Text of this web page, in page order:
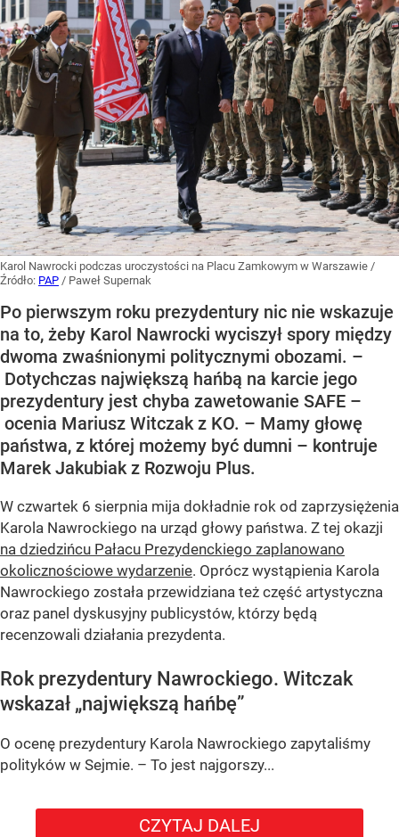
Karol Nawrocki podczas uroczystości na Placu Zamkowym w Warszawie /
Źródło: PAP / Paweł Supernak
Po pierwszym roku prezydentury nic nie wskazuje
na to, żeby Karol Nawrocki wyciszył spory między
dwoma zwaśnionymi politycznymi obozami. –
Dotychczas największą hańbą na karcie jego
prezydentury jest chyba zawetowanie SAFE –
ocenia Mariusz Witczak z KO. – Mamy głowę
państwa, z której możemy być dumni – kontruje
Marek Jakubiak z Rozwoju Plus.
W czwartek 6 sierpnia mija dokładnie rok od zaprzysiężenia
Karola Nawrockiego na urząd głowy państwa. Z tej okazji
na dziedzińcu Pałacu Prezydenckiego zaplanowano
okolicznościowe wydarzenie. Oprócz wystąpienia Karola
Nawrockiego została przewidziana też część artystyczna
oraz panel dyskusyjny publicystów, którzy będą
recenzowali działania prezydenta.
Rok prezydentury Nawrockiego. Witczak
wskazał „największą hańbę”
O ocenę prezydentury Karola Nawrockiego zapytaliśmy
polityków w Sejmie. – To jest najgorszy...
CZYTAJ DALEJ